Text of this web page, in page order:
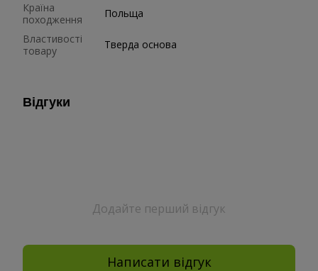
Країна
походження
Польща
Властивості
товару
Тверда основа
Відгуки
Додайте перший відгук
Написати відгук